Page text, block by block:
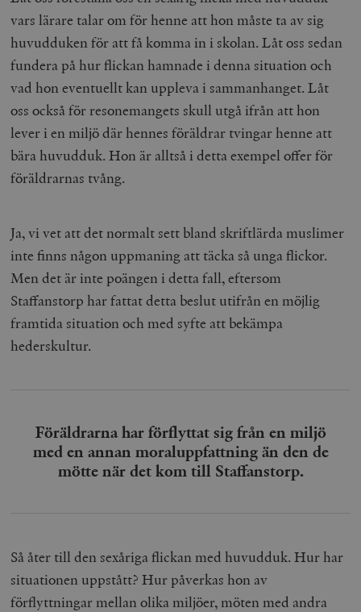
vars lärare talar om för henne att hon måste ta av sig
huvudduken för att få komma in i skolan. Låt oss sedan
fundera på hur flickan hamnade i denna situation och
vad hon eventuellt kan uppleva i sammanhanget. Låt
oss också för resonemangets skull utgå ifrån att hon
lever i en miljö där hennes föräldrar tvingar henne att
bära huvudduk. Hon är alltså i detta exempel offer för
föräldrarnas tvång.
Ja, vi vet att det normalt sett bland skriftlärda muslimer
inte finns någon uppmaning att täcka så unga flickor.
Men det är inte poängen i detta fall, eftersom
Staffanstorp har fattat detta beslut utifrån en möjlig
framtida situation och med syfte att bekämpa
hederskultur.
Föräldrarna har förflyttat sig från en miljö
med en annan moraluppfattning än den de
mötte när det kom till Staffanstorp.
Så åter till den sexåriga flickan med huvudduk. Hur har
situationen uppstått? Hur påverkas hon av
förflyttningar mellan olika miljöer, möten med andra